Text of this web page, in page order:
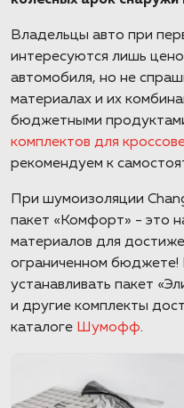
Владельцы авто при
интересуются лишь
автомобиля, но не
материалах и их
бюджетными
комплектов для
рекомендуем к
При шумоизоляции
пакет «Комфорт» - это
материалов для
ограниченном
устанавливать пакет
и другие комплекты
каталоге Шумофф.